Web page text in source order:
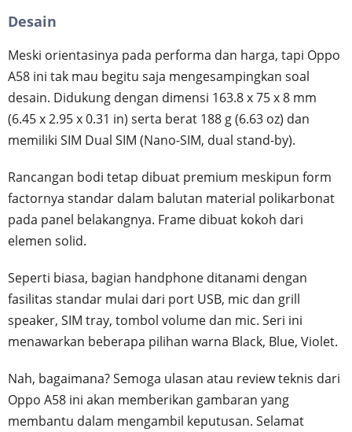
Desain
Meski orientasinya pada performa dan harga, tapi Oppo
A58 ini tak mau begitu saja mengesampingkan soal
desain. Didukung dengan dimensi 163.8 x 75 x 8 mm
(6.45 x 2.95 x 0.31 in) serta berat 188 g (6.63 oz) dan
memiliki SIM Dual SIM (Nano-SIM, dual stand-by).
Rancangan bodi tetap dibuat premium meskipun form
factornya standar dalam balutan material polikarbonat
pada panel belakangnya. Frame dibuat kokoh dari
elemen solid.
Seperti biasa, bagian handphone ditanami dengan
fasilitas standar mulai dari port USB, mic dan grill
speaker, SIM tray, tombol volume dan mic. Seri ini
menawarkan beberapa pilihan warna Black, Blue, Violet.
Nah, bagaimana? Semoga ulasan atau review teknis dari
Oppo A58 ini akan memberikan gambaran yang
membantu dalam mengambil keputusan. Selamat